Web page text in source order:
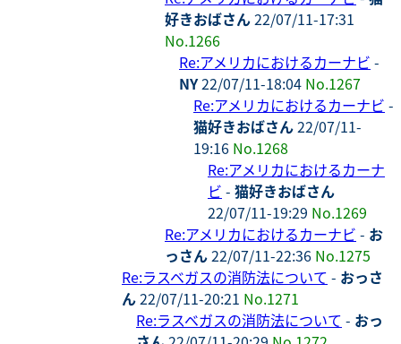
好きおばさん22/07/11-17:31
No.1266
Re:アメリカにおけるカーナビ -
NY22/07/11-18:04 No.1267
Re:アメリカにおけるカーナビ -
猫好きおばさん22/07/11-
19:16 No.1268
Re:アメリカにおけるカーナ
ビ - 猫好きおばさん
22/07/11-19:29 No.1269
Re:アメリカにおけるカーナビ - お
っさん22/07/11-22:36 No.1275
Re:ラスベガスの消防法について - おっさ
ん22/07/11-20:21 No.1271
Re:ラスベガスの消防法について - おっ